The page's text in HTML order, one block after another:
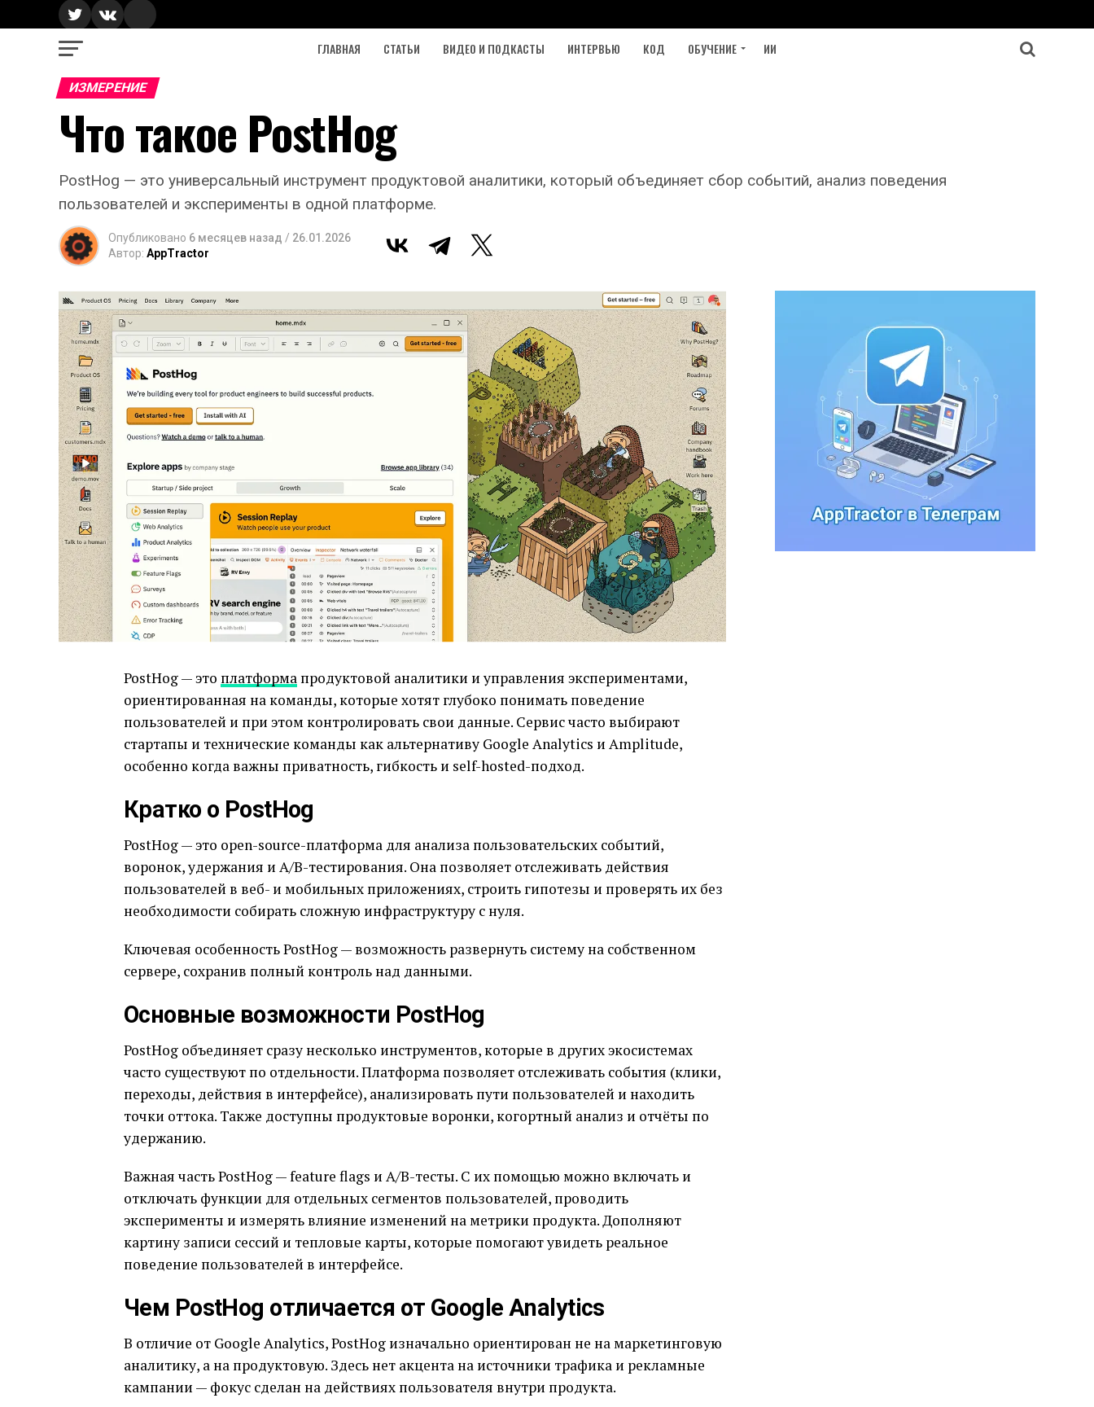
ГЛАВНАЯ СТАТЬИ ВИДЕО И ПОДКАСТЫ ИНТЕРВЬЮ КОД ОБУЧЕНИЕ ИИ
ИЗМЕРЕНИЕ
Что такое PostHog
PostHog — это универсальный инструмент продуктовой аналитики, который объединяет сбор событий, анализ поведения
пользователей и эксперименты в одной платформе.
Опубликовано 6 месяцев назад / 26.01.2026
Автор: AppTractor
PostHog — это платформа продуктовой аналитики и управления экспериментами,
ориентированная на команды, которые хотят глубоко понимать поведение
пользователей и при этом контролировать свои данные. Сервис часто выбирают
стартапы и технические команды как альтернативу Google Analytics и Amplitude,
особенно когда важны приватность, гибкость и self-hosted-подход.
Кратко о PostHog
PostHog — это open-source-платформа для анализа пользовательских событий,
воронок, удержания и A/B-тестирования. Она позволяет отслеживать действия
пользователей в веб- и мобильных приложениях, строить гипотезы и проверять их без
необходимости собирать сложную инфраструктуру с нуля.
Ключевая особенность PostHog — возможность развернуть систему на собственном
сервере, сохранив полный контроль над данными.
Основные возможности PostHog
PostHog объединяет сразу несколько инструментов, которые в других экосистемах
часто существуют по отдельности. Платформа позволяет отслеживать события (клики,
переходы, действия в интерфейсе), анализировать пути пользователей и находить
точки оттока. Также доступны продуктовые воронки, когортный анализ и отчёты по
удержанию.
Важная часть PostHog — feature flags и A/B-тесты. С их помощью можно включать и
отключать функции для отдельных сегментов пользователей, проводить
эксперименты и измерять влияние изменений на метрики продукта. Дополняют
картину записи сессий и тепловые карты, которые помогают увидеть реальное
поведение пользователей в интерфейсе.
Чем PostHog отличается от Google Analytics
В отличие от Google Analytics, PostHog изначально ориентирован не на маркетинговую
аналитику, а на продуктовую. Здесь нет акцента на источники трафика и рекламные
кампании — фокус сделан на действиях пользователя внутри продукта.